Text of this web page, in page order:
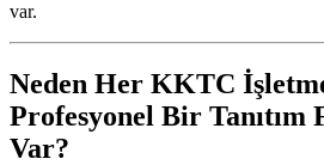
var.
Neden Her KKTC
Profesyonel Bir Tanıtım
Var?